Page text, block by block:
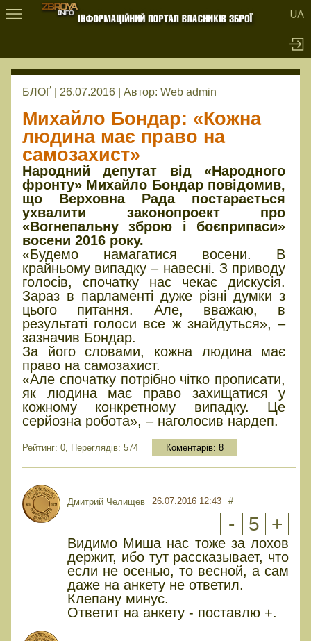
БЛОҐ | 26.07.2016 | Автор: Web admin
Михайло Бондар: «Кожна
людина має право на
самозахист»
Народний депутат від «Народного
фронту» Михайло Бондар повідомив,
що Верховна Рада постарається
ухвалити законопроект про
«Вогнепальну зброю і боєприпаси»
восени 2016 року.
«Будемо намагатися восени. В
крайньому випадку – навесні. З приводу
голосів, спочатку нас чекає дискусія.
Зараз в парламенті дуже різні думки з
цього питання. Але, вважаю, в
результаті голоси все ж знайдуться», –
зазначив Бондар.
За його словами, кожна людина має
право на самозахист.
«Але спочатку потрібно чітко прописати,
як людина має право захищатися у
кожному конкретному випадку. Це
серйозна робота», – наголосив нардеп.
Рейтинг: 0, Переглядів: 574 Коментарів: 8
Дмитрий Челищев 26.07.2016 12:43 #
- 5 +
Видимо Миша нас тоже за лохов
держит, ибо тут рассказывает, что
если не осенью, то весной, а сам
даже на анкету не ответил.
Клепану минус.
Ответит на анкету - поставлю +.